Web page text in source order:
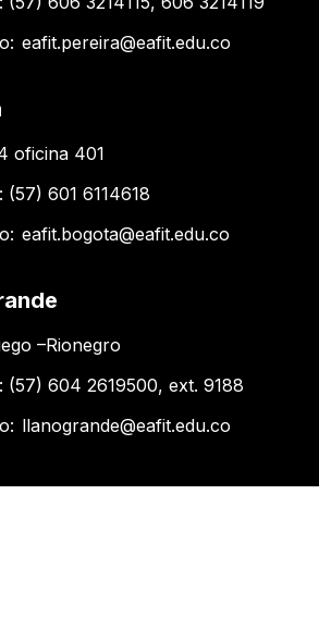
eafit.pereira@eafit.edu.co
oficina 401
601 6114618
eafit.bogota@eafit.edu.co
–Rionegro
(57) 604 2619500​, ext. 9188
llanogrande@eafit.edu.co